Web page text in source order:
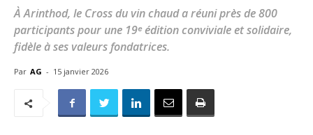
À Arinthod, le Cross du vin chaud a réuni près de 800
participants pour une 19ᵉ édition conviviale et solidaire,
fidèle à ses valeurs fondatrices.
Par AG - 15 janvier 2026